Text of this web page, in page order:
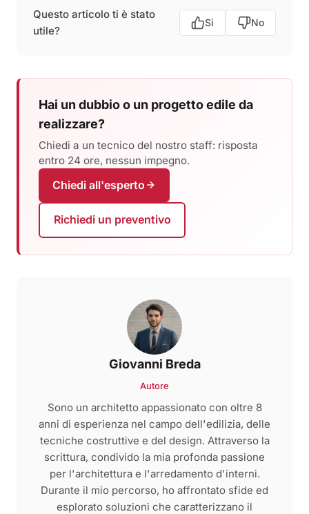
Questo articolo ti è stato
utile?
Si No
Hai un dubbio o un progetto edile da
realizzare?
Chiedi a un tecnico del nostro staff: risposta
entro 24 ore, nessun impegno.
Chiedi all'esperto
Richiedi un preventivo
Giovanni Breda
Autore
Sono un architetto appassionato con oltre 8
anni di esperienza nel campo dell'edilizia, delle
tecniche costruttive e del design. Attraverso la
scrittura, condivido la mia profonda passione
per l'architettura e l'arredamento d'interni.
Durante il mio percorso, ho affrontato sfide ed
esplorato soluzioni che caratterizzano il